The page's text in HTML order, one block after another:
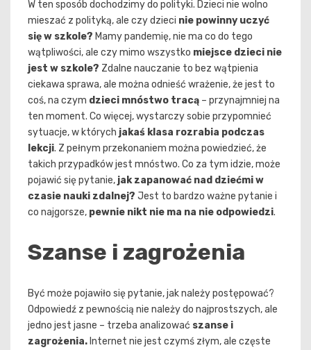
W ten sposób dochodzimy do polityki. Dzieci nie wolno
mieszać z polityką, ale czy dzieci nie powinny uczyć
się w szkole? Mamy pandemię, nie ma co do tego
wątpliwości, ale czy mimo wszystko miejsce dzieci nie
jest w szkole? Zdalne nauczanie to bez wątpienia
ciekawa sprawa, ale można odnieść wrażenie, że jest to
coś, na czym dzieci mnóstwo tracą – przynajmniej na
ten moment. Co więcej, wystarczy sobie przypomnieć
sytuacje, w których jakaś klasa rozrabia podczas
lekcji. Z pełnym przekonaniem można powiedzieć, że
takich przypadków jest mnóstwo. Co za tym idzie, może
pojawić się pytanie, jak zapanować nad dziećmi w
czasie nauki zdalnej? Jest to bardzo ważne pytanie i
co najgorsze, pewnie nikt nie ma na nie odpowiedzi.
Szanse i zagrożenia
Być może pojawiło się pytanie, jak należy postępować?
Odpowiedź z pewnością nie należy do najprostszych, ale
jedno jest jasne – trzeba analizować szanse i
zagrożenia. Internet nie jest czymś złym, ale częste